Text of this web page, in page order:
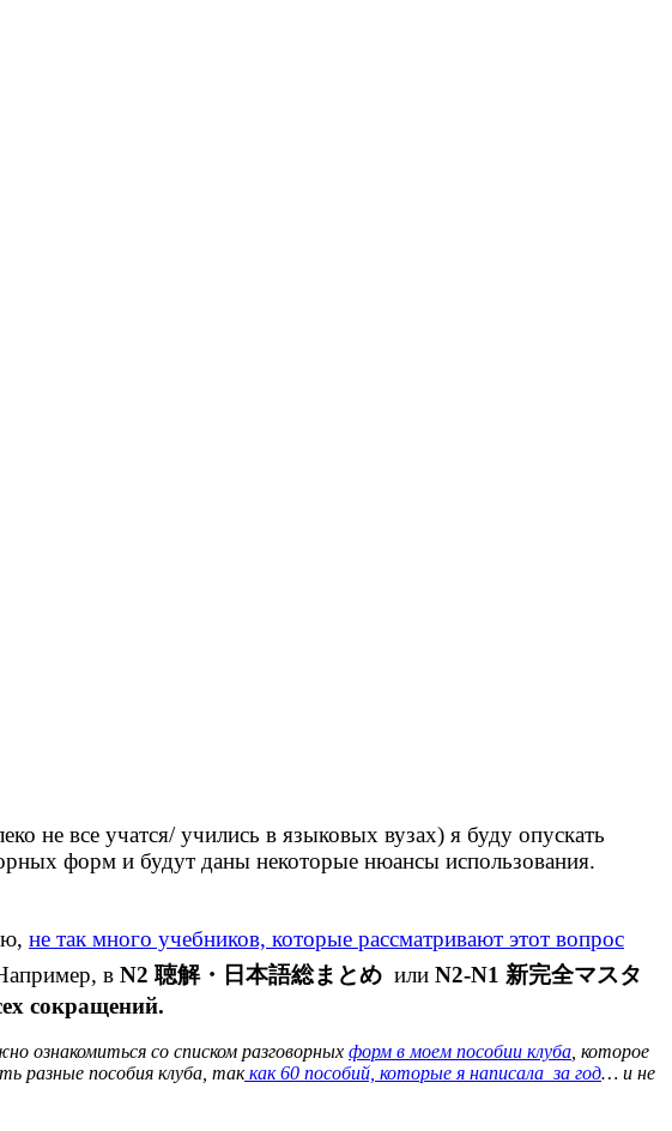
не все учатся/ учились в языковых вузах) я буду опускать
форм и будут даны некоторые нюансы использования.
не так много учебников, которые рассматривают этот вопрос
в N2 聴解・日本語総まとめ или N2-N1 新完全マスタ
сокращений.
ознакомиться со списком разговорных форм в моем пособии клуба , которое
разные пособия клуба, таккак 60 пособий, которые я написала за год… и не